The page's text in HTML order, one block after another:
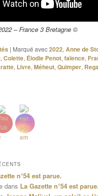
– France 3 Bretagne ©
| Marqué avec2022,Anne de
,Colette, Élodie Penot,faïence,
, Livre,Méheut,Quimper,
n°54 est parue.
dans La Gazette n°54 est parue.